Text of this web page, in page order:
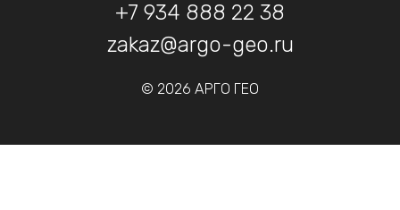
+7 934 888 22 38
zakaz@argo-geo.ru
© 2026 АРГО ГЕО